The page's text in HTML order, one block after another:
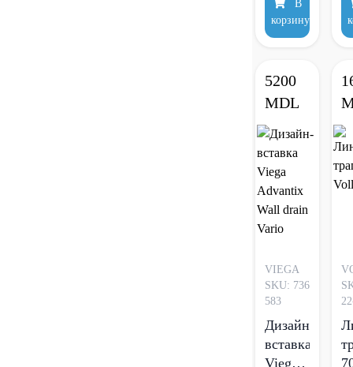
Vario +
Дизайн-
SR1
В
корзину
5200
MDL
VIEGA
SKU: 736
583
Дизайн-
вставка
Viega